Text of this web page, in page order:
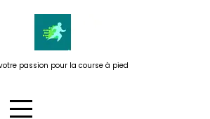
passion pour la course à pied